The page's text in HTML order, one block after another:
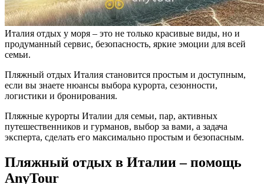
Италия отдых у моря – это не только красивые виды, но и
продуманный сервис, безопасность, яркие эмоции для всей
семьи.
Пляжный отдых Италия становится простым и доступным,
если вы знаете нюансы выбора курорта, сезонности,
логистики и бронирования.
Пляжные курорты Италии для семьи, пар, активных
путешественников и гурманов, выбор за вами, а задача
эксперта, сделать его максимально простым и безопасным.
Пляжный отдых в Италии – помощь
AnyTour